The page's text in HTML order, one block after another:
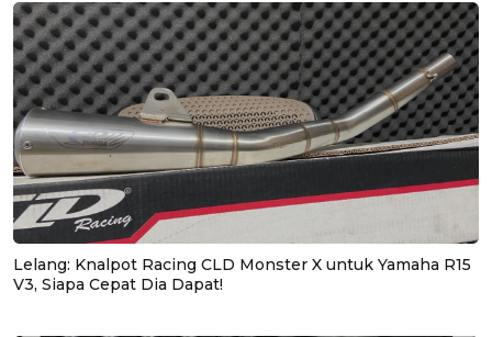
Lelang: Knalpot Racing CLD Monster X untuk Yamaha R15
V3, Siapa Cepat Dia Dapat!